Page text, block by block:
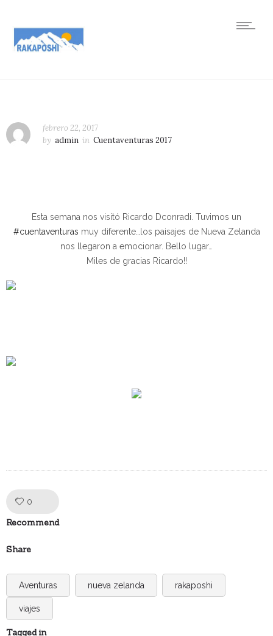
febrero 22, 2017
by admin in Cuentaventuras 2017
Esta semana nos visitó Ricardo Dconradi. Tuvimos un
#cuentaventuras muy diferente…los paisajes de Nueva Zelanda
nos llegaron a emocionar. Bello lugar…
Miles de gracias Ricardo!!
0
Recommend
Share
Aventuras nueva zelanda rakaposhi
viajes
Tagged in